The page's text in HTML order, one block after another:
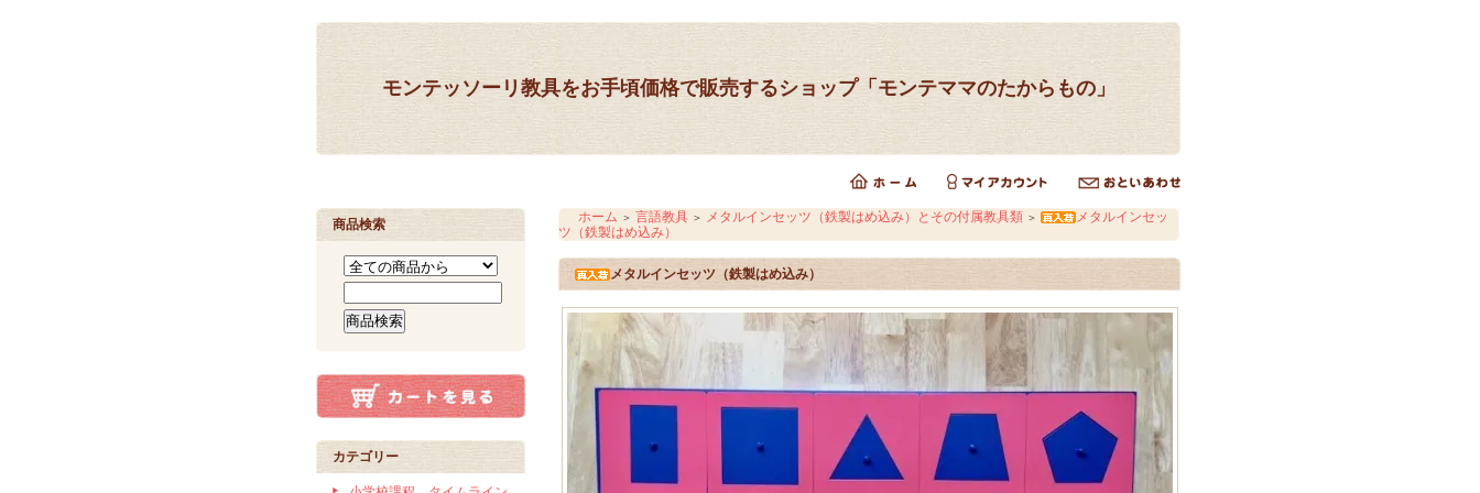
モンテッソーリ教具をお手頃価格で販売するショップ「モンテママのたからもの」
商品検索
カテゴリー
ホーム ＞ 言語教具 ＞ メタルインセッツ（鉄製はめ込み）とその付属教具類 ＞
メタルインセッ
ツ（鉄製はめ込み）
メタルインセッツ（鉄製はめ込み）